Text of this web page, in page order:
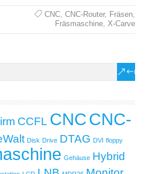
CNC, CNC-Router, Fräsen,
Fräsmaschine, X-Carve
CCFL CNCCNC-
Disk Drive DTAG DVI floppy
Gehäuse Hybrid